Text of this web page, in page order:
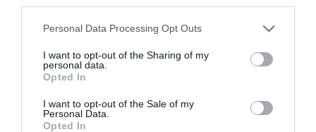
Personal Data Processing Opt Outs
I want to opt-out of the Sharing of my
personal data.
Opted In
I want to opt-out of the Sale of my
Personal Data.
Opted In